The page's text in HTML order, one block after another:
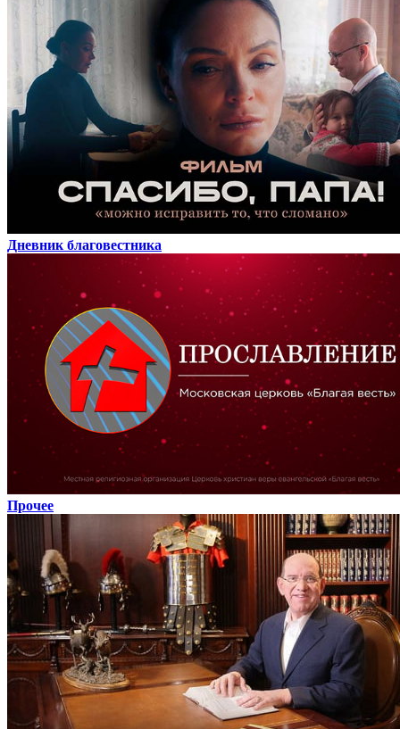
Дневник благовестника
Прочее